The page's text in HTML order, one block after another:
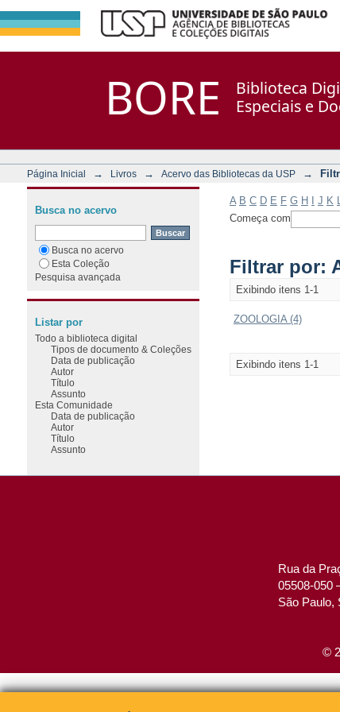
BORE
Biblioteca
Especiais e
Página Inicial → Livros → Acervo das Bibliotecas da USP →
A B C D E F G H J K
Começa com
Filtrar por:
Exibindo itens 1-1
ZOOLOGIA (4)
Exibindo itens 1-1
Busca no acervo
Busca no acervo
Esta Coleção
Pesquisa avançada
Listar por
Todo a biblioteca digital
Tipos de documento & Coleções
Data de publicação
Autor
Título
Assunto
Esta Comunidade
Data de publicação
Autor
Título
Assunto
Rua da
05508-050
São Paulo,
©